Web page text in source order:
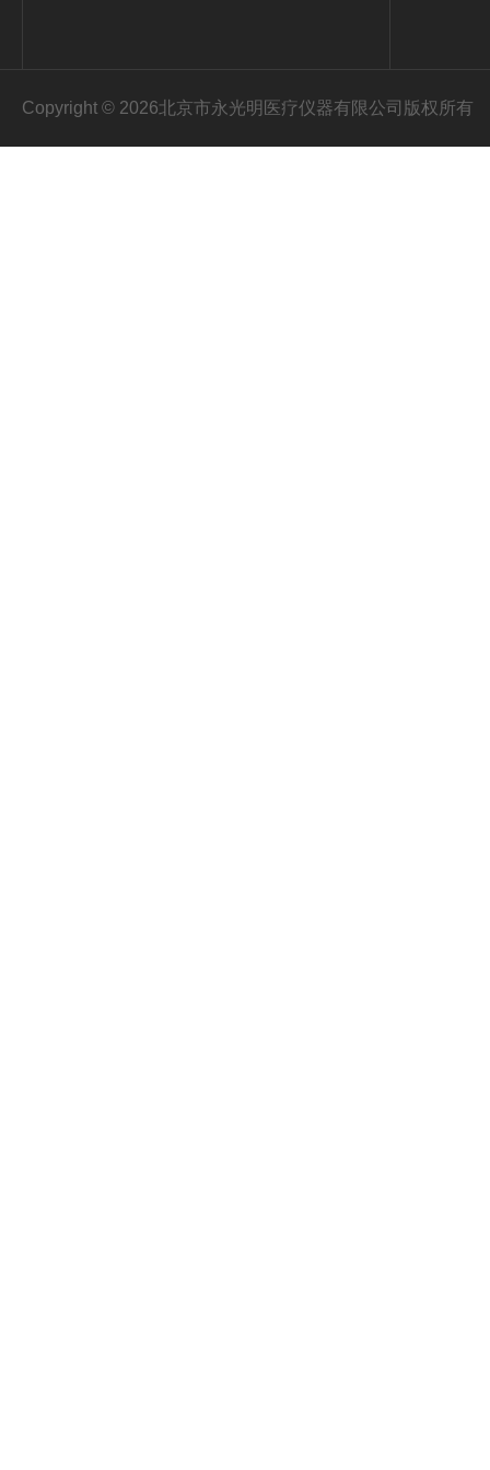
Copyright © 2026北京市永光明医疗仪器有限公司版权所有